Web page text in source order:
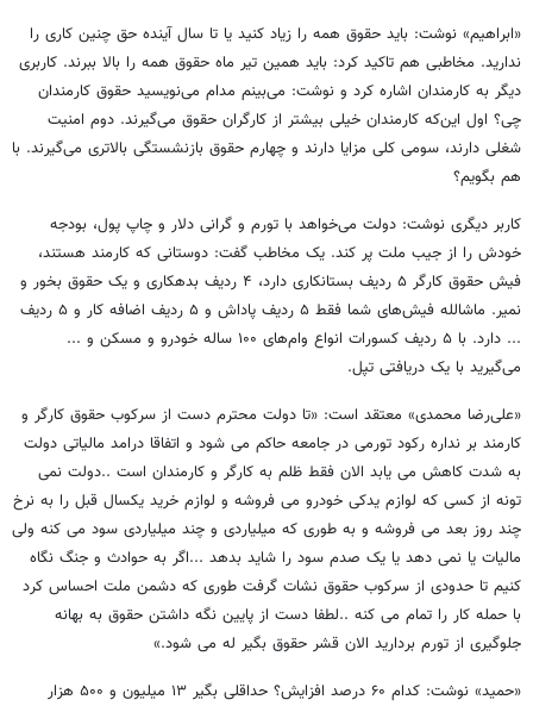
«ابراهیم» نوشت: باید حقوق همه را زیاد کنید یا تا سال آینده حق چنین کاری را
ندارید. مخاطبی هم تاکید کرد: باید همین تیر ماه حقوق همه را بالا ببرند. کاربری
دیگر به کارمندان اشاره کرد و نوشت: می‌بینم مدام می‌نویسید حقوق کارمندان
چی؟ اول این‌که کارمندان خیلی بیشتر از کارگران حقوق می‌گیرند. دوم امنیت
شغلی دارند، سومی کلی مزایا دارند و چهارم حقوق بازنشستگی بالاتری می‌گیرند. با
هم بگویم؟
کاربر دیگری نوشت: دولت می‌خواهد با تورم و گرانی دلار و چاپ پول، بودجه
خودش را از جیب ملت پر کند. یک مخاطب گفت: دوستانی که کارمند هستند،
فیش حقوق کارگر ۵ ردیف بستانکاری دارد، ۴ ردیف بدهکاری و یک حقوق بخور و
نمیر. ماشالله فیش‌های شما فقط ۵ ردیف پاداش و ۵ ردیف اضافه کار و ۵ ردیف
... دارد. با ۵ ردیف کسورات انواع وام‌های ۱۰۰ ساله خودرو و مسکن و ...
می‌گیرید با یک دریافتی تپل.
«علی‌رضا محمدی» معتقد است: «تا دولت محترم دست از سرکوب حقوق کارگر و
کارمند بر نداره رکود تورمی در جامعه حاکم می شود و اتفاقا درامد مالیاتی دولت
به شدت کاهش می یابد الان فقط ظلم به کارگر و کارمندان است ..دولت نمی
تونه از کسی که لوازم یدکی خودرو می فروشه و لوازم خرید یکسال قبل را به نرخ
چند روز بعد می فروشه و به طوری که میلیاردی و چند میلیاردی سود می کنه ولی
مالیات یا نمی دهد یا یک صدم سود را شاید بدهد ...اگر به حوادث و جنگ نگاه
کنیم تا حدودی از سرکوب حقوق نشات گرفت طوری که دشمن ملت احساس کرد
با حمله کار را تمام می کنه ..لطفا دست از پایین نگه داشتن حقوق به بهانه
جلوگیری از تورم بردارید الان قشر حقوق بگیر له می شود.»
«حمید» نوشت: کدام ۶۰ درصد افزایش؟ حداقلی بگیر ۱۳ میلیون و ۵۰۰ هزار